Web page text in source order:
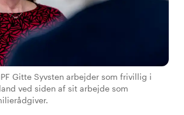
Gitte Syvsten arbejder som frivillig i
ved siden af sit arbejde som